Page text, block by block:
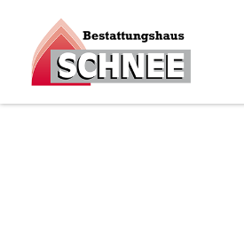
springen